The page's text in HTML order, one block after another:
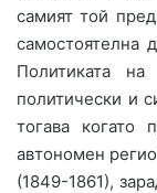
самият той
самостоятелна
Политиката
политически и
тогава когато
автономен
(1849-1861),